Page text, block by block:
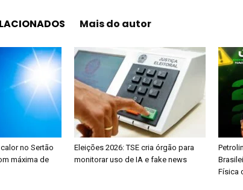
Mais do autor
no Sertão
máxima de
Eleições 2026: TSE cria órgão para
monitorar uso de IA e fake news
Física